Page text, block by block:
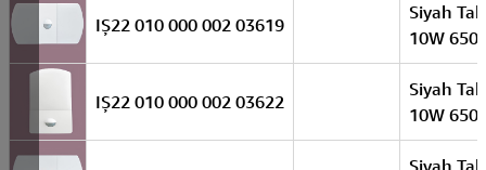
IŞ22 010 000 002 03619
Siyah
10W
IŞ22 010 000 002 03622
Siyah
10W
Siyah